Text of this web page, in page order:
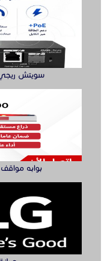
بوابه مواقف